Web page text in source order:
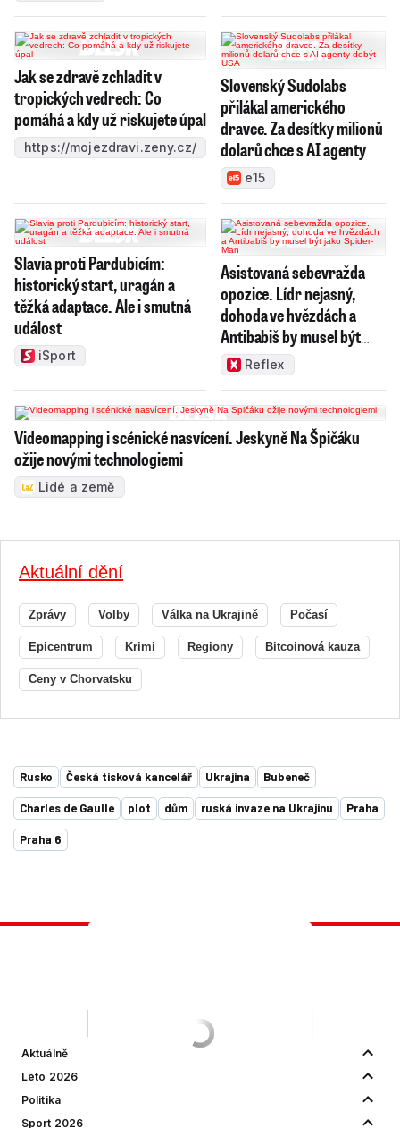
Jak se zdravě zchladit v
tropických vedrech: Co
pomáhá a kdy už riskujete úpal
https://mojezdravi.zeny.cz/
Slovenský Sudolabs
přilákal amerického
dravce. Za desítky milionů
dolarů chce s AI agenty
dobýt USA
e15
Slavia proti Pardubicím:
historický start, uragán a
těžká adaptace. Ale i smutná
událost
iSport
Asistovaná sebevražda
opozice. Lídr nejasný,
dohoda ve hvězdách a
Antibabiš by musel být
jako Spider-Man
Reflex
Videomapping i scénické nasvícení. Jeskyně Na Špičáku
ožije novými technologiemi
Lidé a země
Aktuální dění
Zprávy Volby Válka na Ukrajině Počasí
Epicentrum Krimi Regiony Bitcoinová kauza
Ceny v Chorvatsku
Rusko Česká tisková kancelář Ukrajina Bubeneč
Charles de Gaulle plot dům ruská invaze na Ukrajinu Praha
Praha 6
Aktuálně
Léto 2026
Politika
Sport 2026